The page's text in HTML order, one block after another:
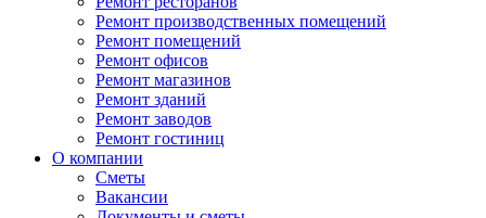
Ремонт производственных помещений
Ремонт помещений
Ремонт офисов
Ремонт магазинов
Ремонт зданий
Ремонт заводов
Ремонт гостиниц
О компании
Сметы
Вакансии